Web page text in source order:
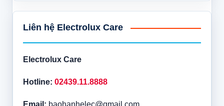
Liên hệ Electrolux Care
Electrolux Care
Hotline: 02439.11.8888
Email: baohanhelec@gmail.com